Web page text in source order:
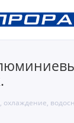
охлаждение,